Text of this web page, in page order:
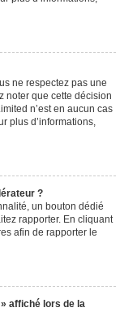
ne respectez pas une
noter que cette décision
n’est en aucun cas
plus d’informations,
?
un bouton dédié
rapporter. En cliquant
afin de rapporter le
affiché lors de la